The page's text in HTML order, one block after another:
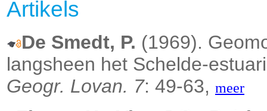
Artikels
De Smedt, P. (1969).
langsheen het Schelde-
Geogr. Lovan. 7: 49-63, meer